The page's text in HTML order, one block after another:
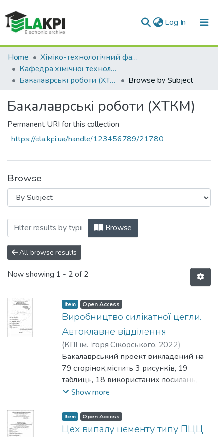
Log In (current)
Communities & Collections
All of DSpace
Home
Хіміко-технологічний факультет (ХТФ)
Кафедра хімічної технології композиційних матеріалів (ХТКМ)
Бакалаврські роботи (ХТКМ)
Browse by Subject
Бакалаврські роботи (ХТКМ)
Permanent URI for this collection
https://ela.kpi.ua/handle/123456789/21780
Browse
Browsing Бакалаврські роботи
Browse
All browse results
Now showing 1 - 2 of 2
Item Open Access
Виробництво силікатної цегли.
Автоклавне відділення
(КПІ ім. Ігоря Сікорського, 2022)
Полупан, Олександр Станіславович;
Коваленко, Юрій Олексійович
Бакалаврський проект викладений на
79 сторінок,містить 3 рисунків, 19
таблиць, 18 використаних посилань,
додатків 1 та 4 креслення. Мета роботи
відділення з виробництва силікатної
цегли. Розроблено проект
Show more
Item Open Access
Цех випалу цементу типу ПЦЦ